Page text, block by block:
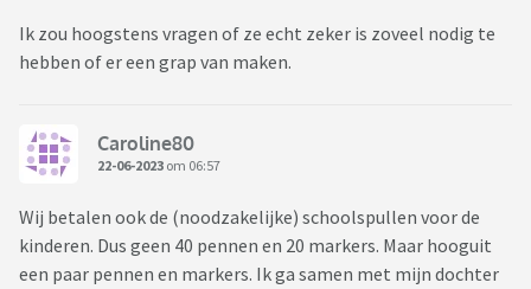
Ik zou hoogstens vragen of ze echt zeker is zoveel nodig te
hebben of er een grap van maken.
Caroline80
22-06-2023 om 06:57
Wij betalen ook de (noodzakelijke) schoolspullen voor de
kinderen. Dus geen 40 pennen en 20 markers. Maar hooguit
een paar pennen en markers. Ik ga samen met mijn dochter